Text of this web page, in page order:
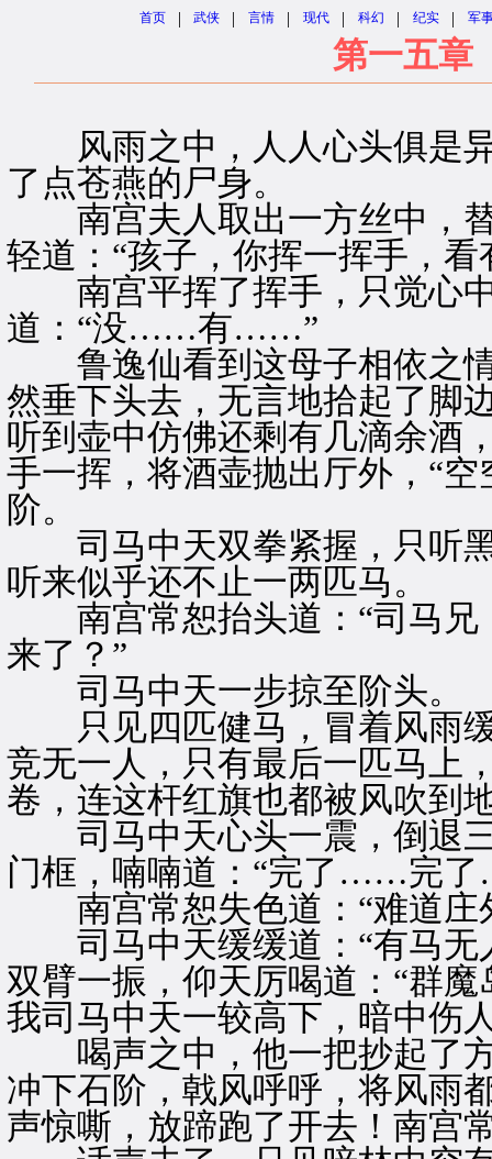
首页 | 武侠 | 言情 | 现代 | 科幻 | 纪实 | 军
第一五
风雨之中，人人心头俱是异
了点苍燕的尸身。
南宫夫人取出一方丝中，替
轻道：“孩子，你挥一挥手，看
南宫平挥了挥手，只觉心中
道：“没……有……”
鲁逸仙看到这母子相依之情
然垂下头去，无言地拾起了脚
听到壶中仿佛还剩有几滴余酒
手一挥，将酒壶抛出厅外，“
阶。
司马中天双拳紧握，只听黑
听来似乎还不止一两匹马。
南宫常恕抬头道：“司马兄
来了？”
司马中天一步掠至阶头。
只见四匹健马，冒着风雨缓
竞无一人，只有最后一匹马上
卷，连这杆红旗也都被风吹到
司马中天心头一震，倒退三
门框，喃喃道：“完了……完
南宫常恕失色道：“难道庄
司马中天缓缓道：“有马无
双臂一振，仰天厉喝道：“群
我司马中天一较高下，暗中伤
喝声之中，他一把抄起了方
冲下石阶，戟风呼呼，将风雨
声惊嘶，放蹄跑了开去！南